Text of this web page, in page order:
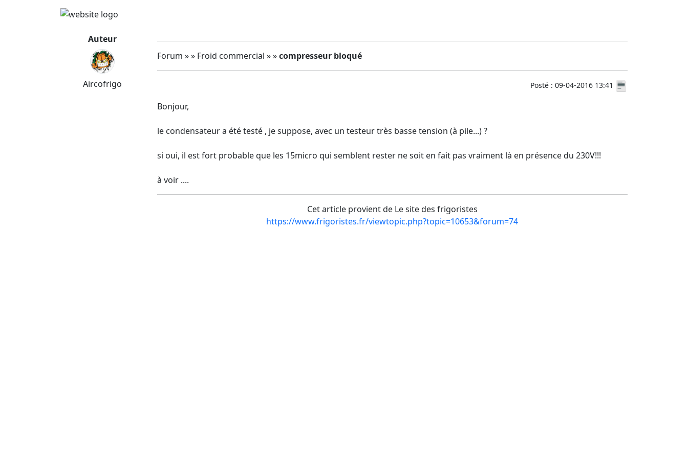
Auteur
Aircofrigo
Forum » » Froid commercial » »compresseur bloqué
Posté : 09-04-2016 13:41
Bonjour,
le condensateur a été testé , je suppose, avec un testeur très basse tension (à pile...) ?
si oui, il est fort probable que les 15micro qui semblent rester ne soit en fait pas vraiment là en présence du 230V!!!
à voir ....
Cet article provient de Le site des frigoristes
https://www.frigoristes.fr/viewtopic.php?topic=10653&forum=74